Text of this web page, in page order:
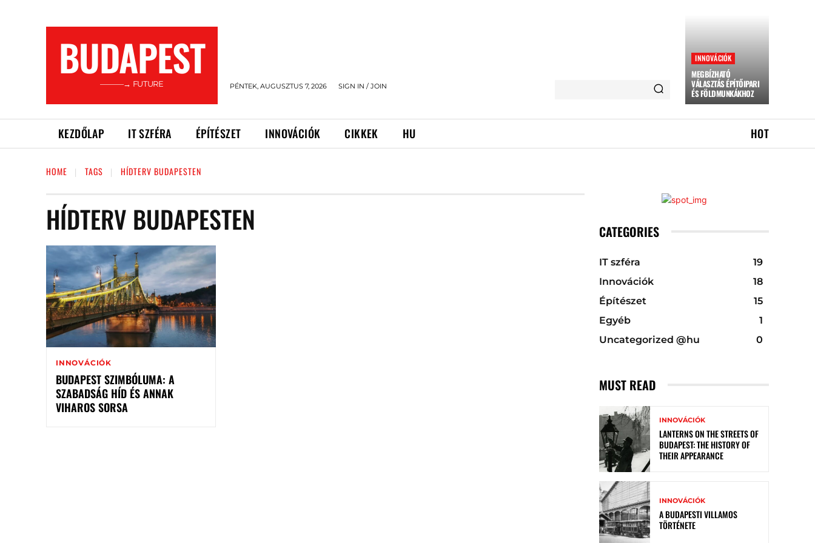
BUDAPEST
———→ FUTURE PÉNTEK, AUGUSZTUS 7, 2026 SIGN IN / JOIN
INNOVÁCIÓK
MEGBÍZHATÓ
VÁLASZTÁS ÉPÍTŐIPARI
ÉS FÖLDMUNKÁKHOZ
KEZDŐLAP IT SZFÉRA ÉPÍTÉSZET INNOVÁCIÓK CIKKEK HU HOT
HOME TAGS HÍDTERV BUDAPESTEN
HÍDTERV BUDAPESTEN
INNOVÁCIÓK
BUDAPEST SZIMBÓLUMA: A
SZABADSÁG HÍD ÉS ANNAK
VIHAROS SORSA
CATEGORIES
IT szféra
19
Innovációk
18
Építészet
15
Egyéb
1
Uncategorized @hu
0
MUST READ
INNOVÁCIÓK
LANTERNS ON THE STREETS OF
BUDAPEST: THE HISTORY OF
THEIR APPEARANCE
INNOVÁCIÓK
A BUDAPESTI VILLAMOS
TÖRTÉNETE